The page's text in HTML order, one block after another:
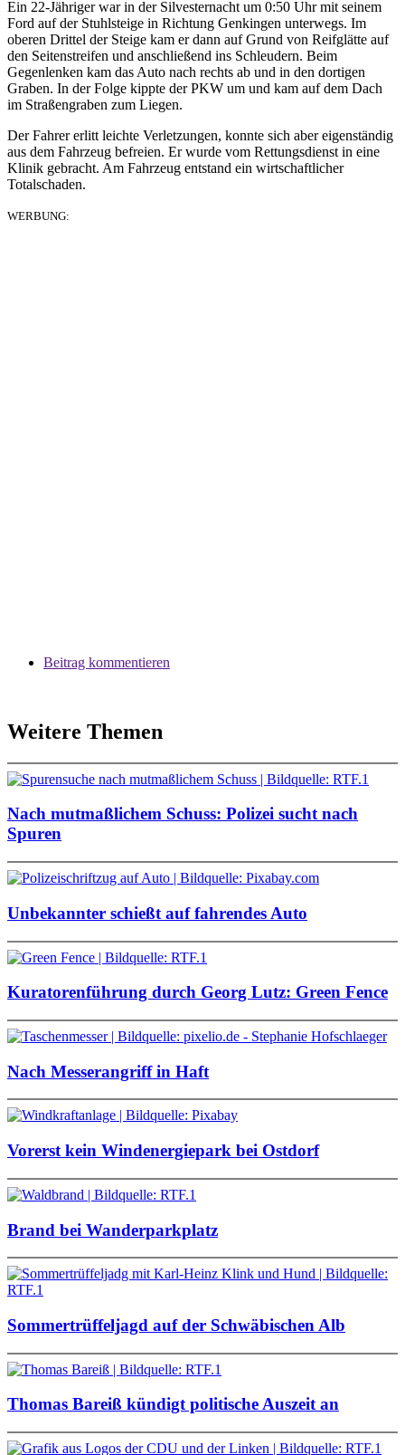
Ein 22-Jähriger war in der Silvesternacht um 0:50 Uhr mit seinem
Ford auf der Stuhlsteige in Richtung Genkingen unterwegs. Im
oberen Drittel der Steige kam er dann auf Grund von Reifglätte auf
den Seitenstreifen und anschließend ins Schleudern. Beim
Gegenlenken kam das Auto nach rechts ab und in den dortigen
Graben. In der Folge kippte der PKW um und kam auf dem Dach
im Straßengraben zum Liegen.
Der Fahrer erlitt leichte Verletzungen, konnte sich aber eigenständig
aus dem Fahrzeug befreien. Er wurde vom Rettungsdienst in eine
Klinik gebracht. Am Fahrzeug entstand ein wirtschaftlicher
Totalschaden.
WERBUNG:
Beitrag kommentieren
Weitere Themen
Nach mutmaßlichem Schuss: Polizei sucht nach
Spuren
Unbekannter schießt auf fahrendes Auto
Kuratorenführung durch Georg Lutz: Green Fence
Nach Messerangriff in Haft
Vorerst kein Windenergiepark bei Ostdorf
Brand bei Wanderparkplatz
Sommertrüffeljagd auf der Schwäbischen Alb
Thomas Bareiß kündigt politische Auszeit an